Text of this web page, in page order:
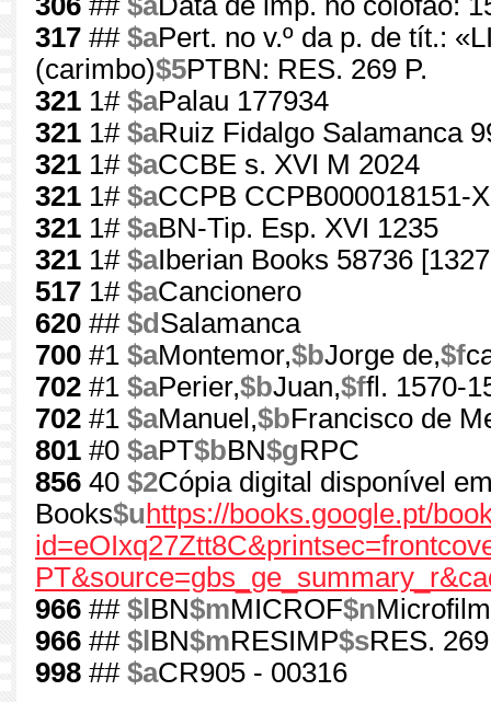
317 ## $aPert. no v.º da p. de tít.:
(carimbo)$5PTBN: RES. 269 P.
321 1# $aPalau 177934
321 1# $aRuiz Fidalgo Salamanca
321 1# $aCCBE s. XVI M 2024
321 1# $aCCPB CCPB000018151-X
321 1# $aBN-Tip. Esp. XVI 1235
321 1# $aIberian Books 58736
517 1# $aCancionero
620 ## $d Salamanca
700 #1 $aMontemor,$bJorge de,$f
702 #1 $aPerier,$bJuan,$ffl. 1570-
702 #1 $aManuel,$bFrancisco de
801 #0 $aPT$bBN$gRPC
856 40 $2Cópia digital disponível
Books$u https://books.google.pt/
966 ## $l BN$mMICROF$n
966 ## $l BN$mRESIMP$sRES.
998 ## $aCR905 - 00316